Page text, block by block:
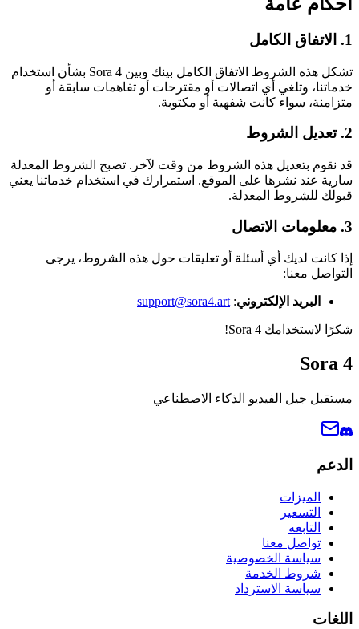
1. الاتفاق الكامل
تشكل هذه الشروط الاتفاق الكامل بينك وبين Sora 4 بشأن استخدام
خدماتنا، وتلغي أي اتصالات أو مقترحات أو تفاهمات سابقة أو
متزامنة، سواء كانت شفهية أو مكتوبة.
2. تعديل الشروط
قد نقوم بتعديل هذه الشروط من وقت لآخر. تصبح الشروط المعدلة
سارية عند نشرها على الموقع. استمرارك في استخدام خدماتنا يعني
قبولك للشروط المعدلة.
3. معلومات الاتصال
إذا كانت لديك أي أسئلة أو تعليقات حول هذه الشروط، يرجى
التواصل معنا:
البريد الإلكتروني:
support@sora4.art
شكرًا لاستخدامك Sora 4!
Sora 4
مستقبل جيل الفيديو الذكاء الاصطناعي
الدعم
الميزات
التسعير
التابعه
تواصل معنا
سياسة الخصوصية
شروط الخدمة
سياسة الاسترداد
اللغات